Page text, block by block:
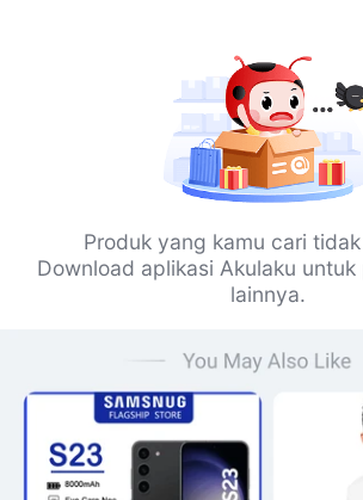
Produk yang kamu cari
Download aplikasi Akulaku
lainnya.